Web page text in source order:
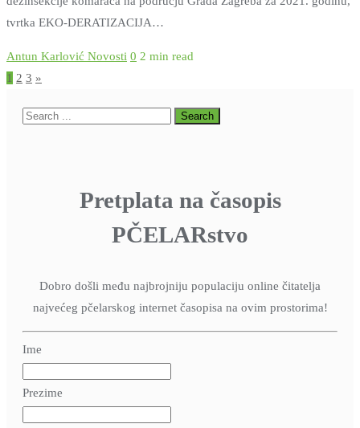
tvrtka EKO-DERATIZACIJA…
Antun Karlović Novosti 0 2 min read
Brojevi
stranica
1 2 3 »
Pretplata na časopis
PČELARstvo
Dobro došli među najbrojniju populaciju online čitatelja
najvećeg pčelarskog internet časopisa na ovim prostorima!
Ime
Prezime